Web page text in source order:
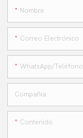
Nombre
Correo Electrónico
WhatsApp/teléfono
Compañía
Contenido